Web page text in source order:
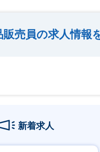
売員の求人情報
新着求人